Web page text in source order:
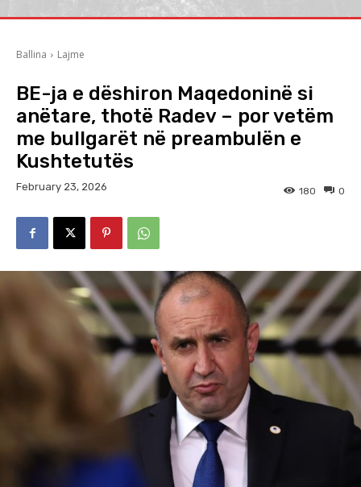
Ballina Lajme
BE-ja e dëshiron Maqedoninë si
anëtare, thotë Radev – por vetëm
me bullgarët në preambulën e
Kushtetutës
February 23, 2026 0
180